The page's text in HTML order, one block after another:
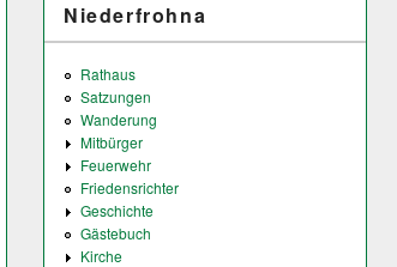
Niederfrohna
Rathaus
Satzungen
Wanderung
Mitbürger
Feuerwehr
Friedensrichter
Geschichte
Gästebuch
Kirche